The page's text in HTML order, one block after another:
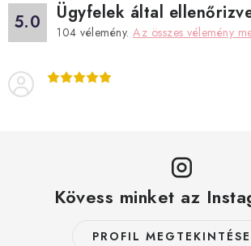
5.0 Ügyfelek által
104 vélemény. Az összes vélemény
Kövess minket az
PROFIL MEGTEKINTÉSE